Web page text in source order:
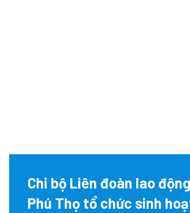
Chi bộ Liên đoàn lao
Phú Thọ tổ chức sinh